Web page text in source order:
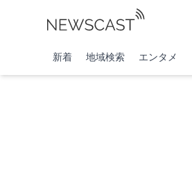
新着 地域検索 エンタメ